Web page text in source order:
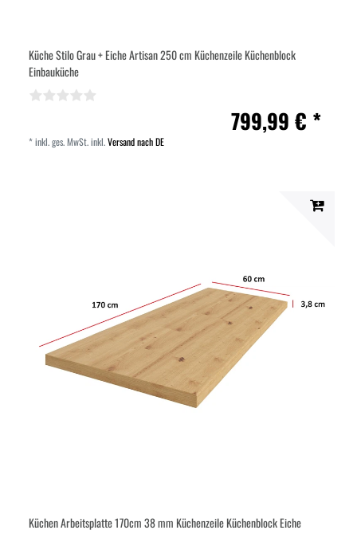
Küche Stilo Grau + Eiche Artisan 250 cm Küchenzeile Küchenblock
Einbauküche
799,99 € *
*inkl. ges. MwSt.inkl.Versand nach DE
Küchen Arbeitsplatte 170cm 38 mm Küchenzeile Küchenblock Eiche